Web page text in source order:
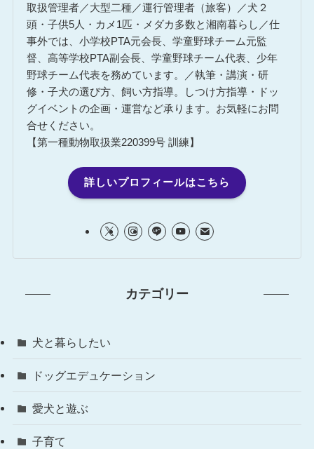
取扱管理者／大型二種／運行管理者（旅客）／犬２
頭・子供5人・カメ1匹・メダカ多数と湘南暮らし／仕
事外では、小学校PTA元会長、学童野球チーム元監
督、高等学校PTA副会長、学童野球チーム代表、少年
野球チーム代表を務めています。／執筆・講演・研
修・子犬の選び方、飼い方指導。しつけ方指導・ドッ
グイベントの企画・運営など承ります。お気軽にお問
合せください。
【第一種動物取扱業220399号 訓練】
詳しいプロフィールはこちら
カテゴリー
犬と暮らしたい
ドッグエデュケーション
愛犬と遊ぶ
子育て